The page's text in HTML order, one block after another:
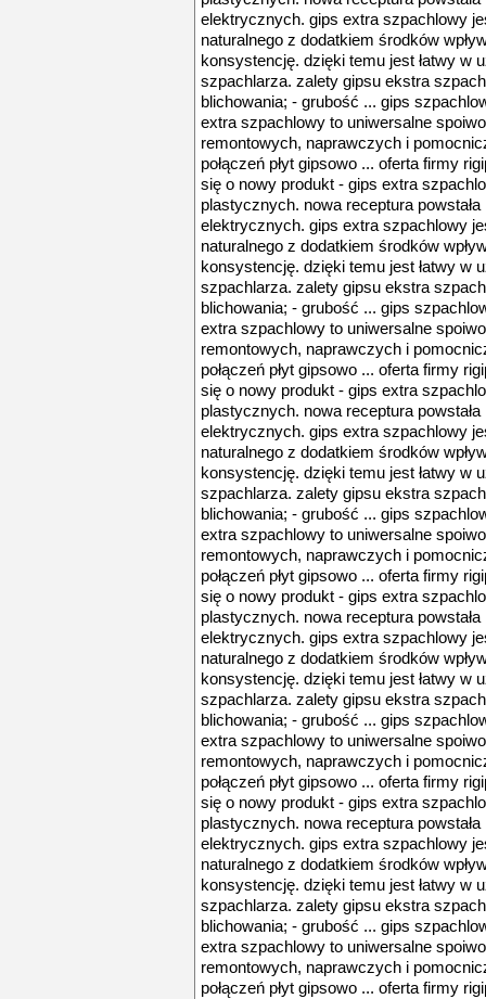
elektrycznych. gips extra szpachlowy
naturalnego z dodatkiem środków
konsystencję. dzięki temu jest łatwy w
szpachlarza. zalety gipsu ekstra
blichowania; - grubość ... gips
extra szpachlowy to uniwersalne
remontowych, naprawczych i
połączeń płyt gipsowo ... oferta firmy
się o nowy produkt - gips extra
plastycznych. nowa receptura
elektrycznych. gips extra szpachlowy
naturalnego z dodatkiem środków
konsystencję. dzięki temu jest łatwy w
szpachlarza. zalety gipsu ekstra
blichowania; - grubość ... gips
extra szpachlowy to uniwersalne
remontowych, naprawczych i
połączeń płyt gipsowo ... oferta firmy
się o nowy produkt - gips extra
plastycznych. nowa receptura
elektrycznych. gips extra szpachlowy
naturalnego z dodatkiem środków
konsystencję. dzięki temu jest łatwy w
szpachlarza. zalety gipsu ekstra
blichowania; - grubość ... gips
extra szpachlowy to uniwersalne
remontowych, naprawczych i
połączeń płyt gipsowo ... oferta firmy
się o nowy produkt - gips extra
plastycznych. nowa receptura
elektrycznych. gips extra szpachlowy
naturalnego z dodatkiem środków
konsystencję. dzięki temu jest łatwy w
szpachlarza. zalety gipsu ekstra
blichowania; - grubość ... gips
extra szpachlowy to uniwersalne
remontowych, naprawczych i
połączeń płyt gipsowo ... oferta firmy
się o nowy produkt - gips extra
plastycznych. nowa receptura
elektrycznych. gips extra szpachlowy
naturalnego z dodatkiem środków
konsystencję. dzięki temu jest łatwy w
szpachlarza. zalety gipsu ekstra
blichowania; - grubość ... gips
extra szpachlowy to uniwersalne
remontowych, naprawczych i
połączeń płyt gipsowo ... oferta firmy